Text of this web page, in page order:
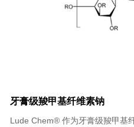
牙膏级羧甲基纤维素钠
Lude Chem® 作为牙膏级羧甲基